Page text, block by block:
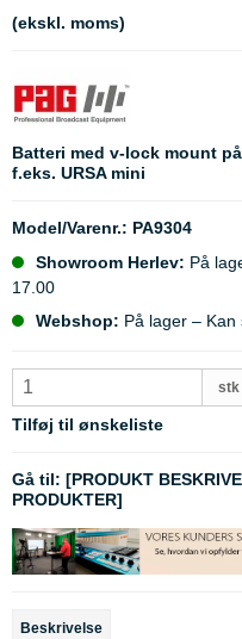
(ekskl. moms)
Batteri med v-lock mount
f.eks. URSA mini
Model/Varenr.: PA9304
Showroom Herlev: På
17.00
Webshop: På lager –
stk
Tilføj til ønskeliste
Gå til: [PRODUKT
PRODUKTER]
Beskrivelse